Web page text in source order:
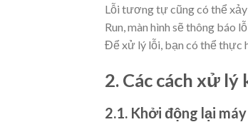
Lỗi tương tự cũng có thể
Run, màn hình sẽ thông báo
Để xử lý lỗi, bạn có thể thực
2. Các cách xử
2.1. Khởi động lại